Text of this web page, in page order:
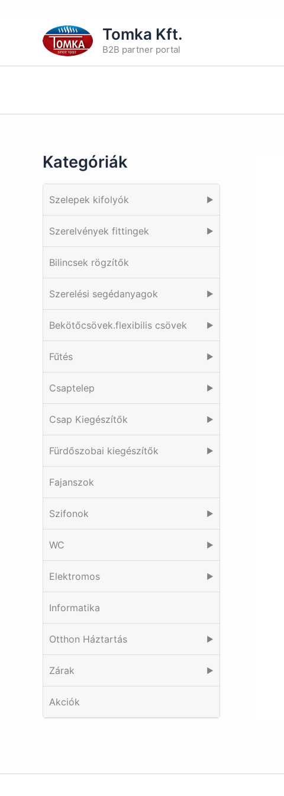
Tomka Kft.
B2B partner portal
Kategóriák
Szelepek kifolyók ▶
Szerelvények fittingek ▶
Bilincsek rögzítők
Szerelési segédanyagok ▶
Bekötőcsövek.flexibilis csövek ▶
Fűtés ▶
Csaptelep ▶
Csap Kiegészítők ▶
Fürdőszobai kiegészítők ▶
Fajanszok
Szifonok ▶
WC ▶
Elektromos ▶
Informatika
Otthon Háztartás ▶
Zárak ▶
Akciók